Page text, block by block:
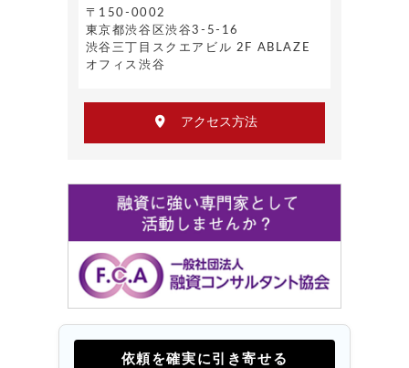
〒150-0002
東京都渋谷区渋谷3-5-16
渋谷三丁目スクエアビル 2F ABLAZE
オフィス渋谷
アクセス方法
依頼を確実に引き寄せる